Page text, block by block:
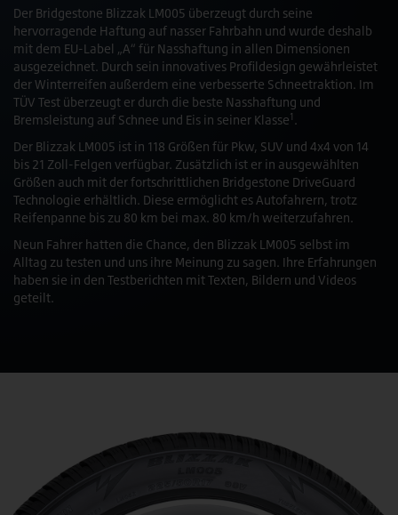
Der Bridgestone Blizzak LM005 überzeugt durch seine
hervorragende Haftung auf nasser Fahrbahn und wurde deshalb
mit dem EU-Label „A“ für Nasshaftung in allen Dimensionen
ausgezeichnet. Durch sein innovatives Profildesign gewährleistet
der Winterreifen außerdem eine verbesserte Schneetraktion. Im
TÜV Test überzeugt er durch die beste Nasshaftung und
Bremsleistung auf Schnee und Eis in seiner Klasse1
Der Blizzak LM005 ist in 118 Größen für Pkw, SUV und 4x4 von 14
bis 21 Zoll-Felgen verfügbar. Zusätzlich ist er in ausgewählten
Größen auch mit der fortschrittlichen Bridgestone DriveGuard
Technologie erhältlich. Diese ermöglicht es Autofahrern, trotz
Reifenpanne bis zu 80 km bei max. 80 km/h weiterzufahren.
Neun Fahrer hatten die Chance, den Blizzak LM005 selbst im
Alltag zu testen und uns ihre Meinung zu sagen. Ihre Erfahrungen
haben sie in den Testberichten mit Texten, Bildern und Videos
geteilt.